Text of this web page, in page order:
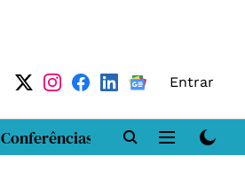
Entrar
Conferências DN LAB